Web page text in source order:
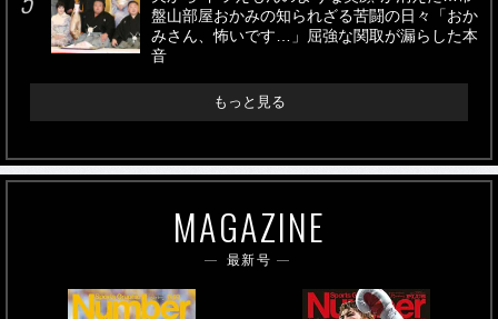
盤山部屋おかみの知られざる苦闘の日々「おか
みさん、怖いです…」屈強な関取が漏らした本
音
もっと見る
MAGAZINE
最新号